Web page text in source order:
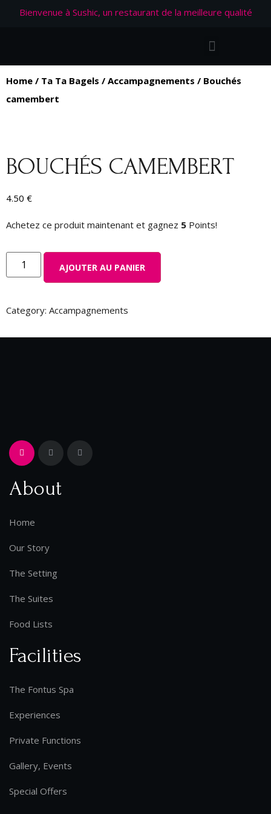
Bienvenue à Sushic, un restaurant de la meilleure qualité
Home / Ta Ta Bagels / Accampagnements / Bouchés
camembert
BOUCHÉS CAMEMBERT
4.50 €
Achetez ce produit maintenant et gagnez 5 Points!
AJOUTER AU PANIER
Category: Accampagnements
About
Home
Our Story
The Setting
The Suites
Food Lists
Facilities
The Fontus Spa
Experiences
Private Functions
Gallery, Events
Special Offers